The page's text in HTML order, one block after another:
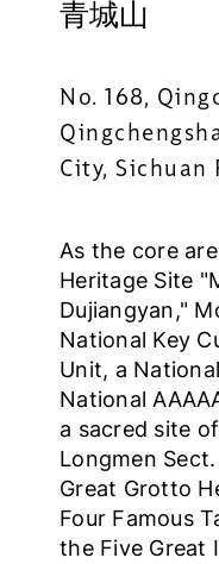
青城山
No. 168,
City, Sichuan
As the core
Heritage Site
Dujiangyan,"
National Key
Unit, a
National
a sacred site
Longmen
Great Grotto
Four Famous
the Five Great